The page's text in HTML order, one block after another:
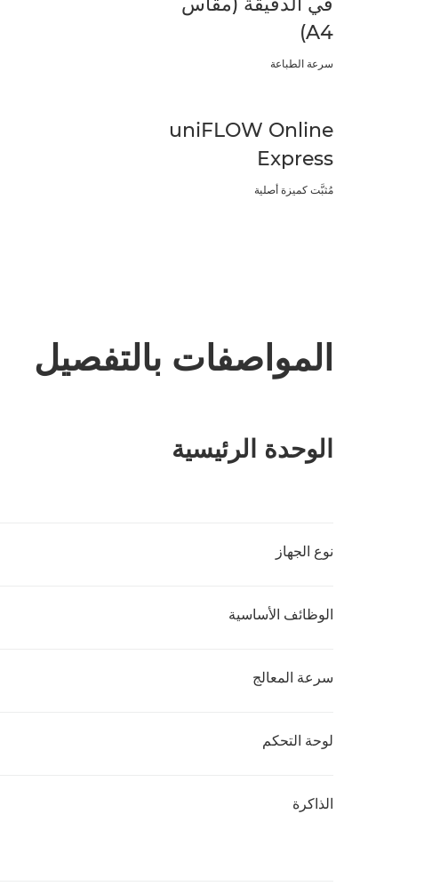
A4)
سرعة الطباعة
uniFLOW Online
Express
مُثبَّت كميزة أصلية
المواصفات بالتفصيل
الوحدة الرئيسية
نوع الجهاز
الوظائف الأساسية
سرعة المعالج
لوحة التحكم
الذاكرة